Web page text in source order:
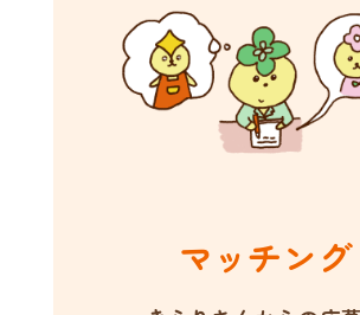
マッチング